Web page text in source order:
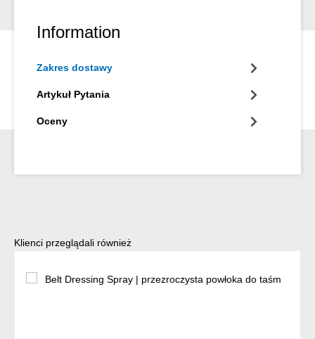
Information
Zakres dostawy
Artykuł Pytania
Oceny
Pomiń galerię produktów
Klienci przeglądali również